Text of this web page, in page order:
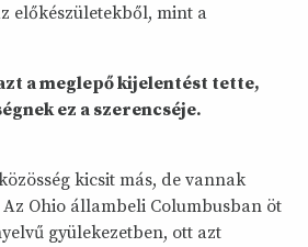
előkészületekből, mint a
a meglepő kijelentést tette,
ez a szerencséje.
kicsit más, de vannak
Ohio állambeli Columbusban öt
gyülekezetben, ott azt